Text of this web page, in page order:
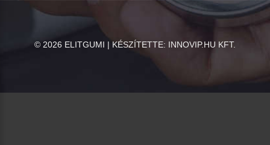
© 2026 ELITGUMI | KÉSZÍTETTE: INNOVIP.HU KFT.